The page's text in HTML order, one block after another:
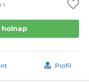
holnap
Profil